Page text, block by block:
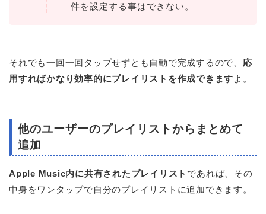
件を設定する事はできない。
それでも一回一回タップせずとも自動で完成するので、 応
用すればかなり効率的にプレイリストを作成できますよ。
他のユーザーのプレイリストからまとめて
追加
Apple Music内に共有されたプレイリスト であれば、その
中身をワンタップで自分のプレイリストに追加できます。